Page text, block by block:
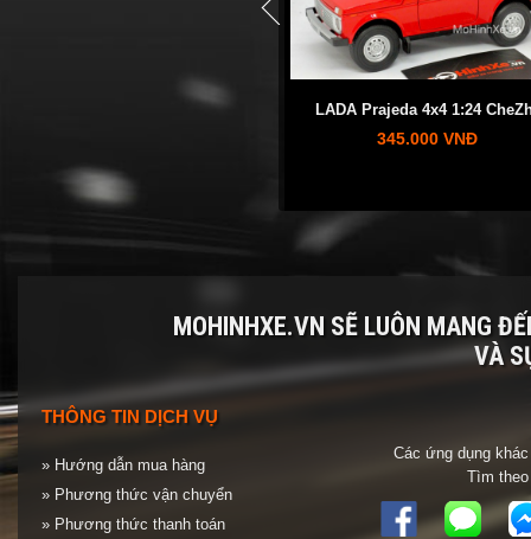
Volkswagen Classic Bettle Camping
LADA Prajeda 4x4 1:24
345.000 VNĐ
MOHINHXE.VN SẼ LUÔN MANG
VÀ
THÔNG TIN DỊCH VỤ
» Hướng dẫn mua hàng
» Phương thức vận chuyển
» Phương thức thanh toán
Các ứng dụng
Tìm